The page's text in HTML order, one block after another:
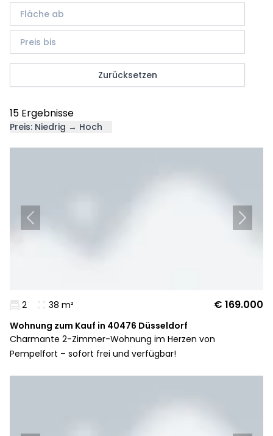
Zurücksetzen
15 Ergebnisse
Preis: Niedrig → Hoch
2 38 m² € 169.000
Wohnung zum Kauf in 40476 Düsseldorf
Charmante 2-Zimmer-Wohnung im Herzen von
Pempelfort – sofort frei und verfügbar!